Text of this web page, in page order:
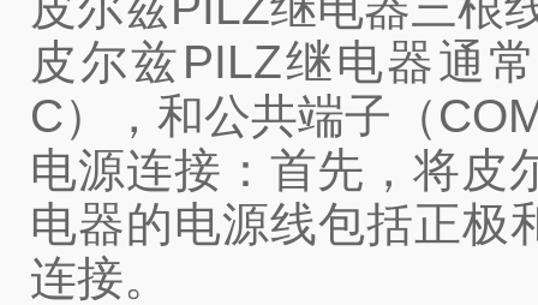
皮尔兹PILZ继电器通
C），和公共端子（
电源连接：首先，将皮
电器的电源线包括正极
连接。